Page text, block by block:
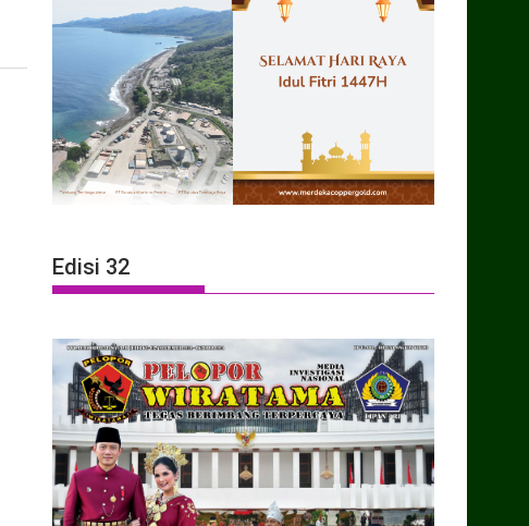
Edisi 32